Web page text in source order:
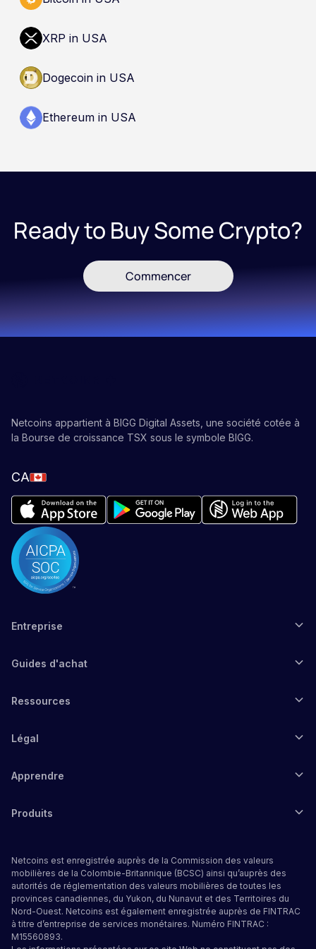
XRP in USA
Dogecoin in USA
Ethereum in USA
Ready to Buy Some Crypto?
Commencer
Netcoins appartient à BIGG Digital Assets, une société cotée à
la Bourse de croissance TSX sous le symbole BIGG.
CA
Entreprise
Guides d'achat
Ressources
Légal
Apprendre
Produits
Netcoins est enregistrée auprès de la Commission des valeurs
mobilières de la Colombie-Britannique (BCSC) ainsi qu’auprès des
autorités de réglementation des valeurs mobilières de toutes les
provinces canadiennes, du Yukon, du Nunavut et des Territoires du
Nord-Ouest. Netcoins est également enregistrée auprès de FINTRAC
à titre d’entreprise de services monétaires. Numéro FINTRAC :
M15560893.